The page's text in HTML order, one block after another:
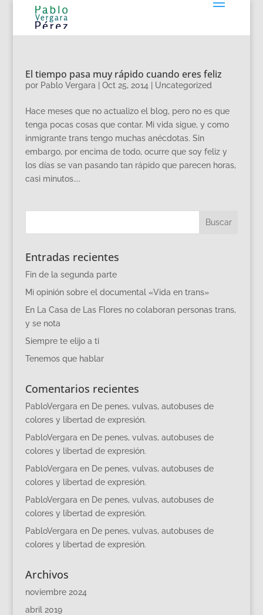
El tiempo pasa muy rápido cuando eres feliz
por Pablo Vergara Oct 25, 2014 Uncategorized
Hace meses que no actualizo el blog, pero no es que
tenga pocas cosas que contar. Mi vida sigue, y como
inmigrante trans tengo muchas anécdotas. Sin
embargo, por encima de todo, ocurre que soy feliz y
los días se van pasando tan rápido que parecen horas,
casi minutos....
Entradas recientes
Fin de la segunda parte
Mi opinión sobre el documental «Vida en trans»
En La Casa de Las Flores no colaboran personas trans,
y se nota
Siempre te elijo a ti
Tenemos que hablar
Comentarios recientes
PabloVergara en De penes, vulvas, autobuses de
colores y libertad de expresión.
PabloVergara en De penes, vulvas, autobuses de
colores y libertad de expresión.
PabloVergara en De penes, vulvas, autobuses de
colores y libertad de expresión.
PabloVergara en De penes, vulvas, autobuses de
colores y libertad de expresión.
PabloVergara en De penes, vulvas, autobuses de
colores y libertad de expresión.
Archivos
noviembre 2024
abril 2019